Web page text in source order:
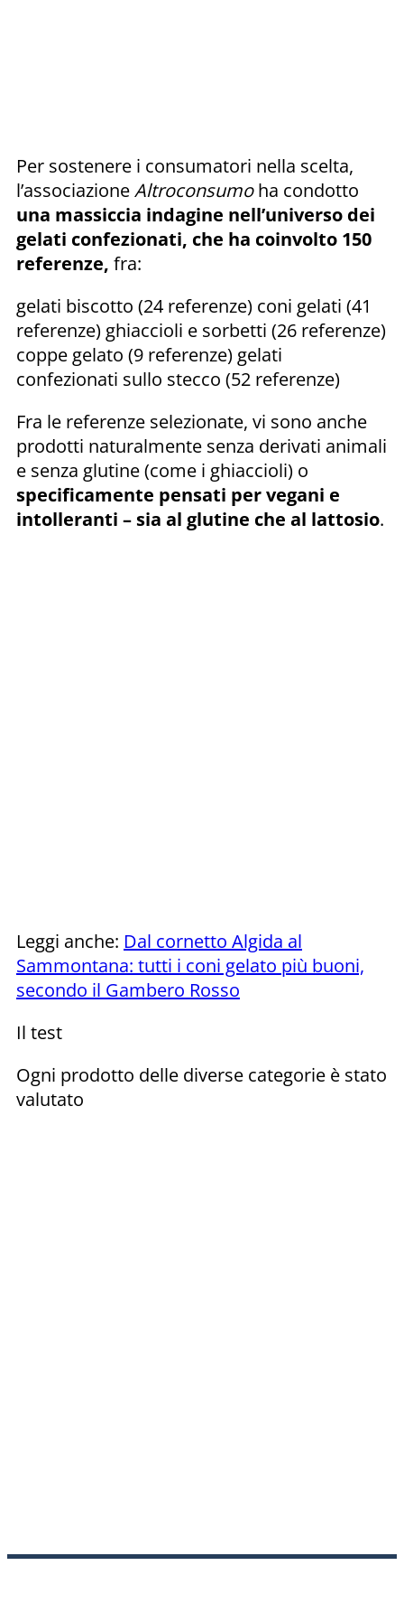
Per sostenere i consumatori nella scelta,
l’associazioneAltroconsumoha condotto
una massiccia indagine nell’universo dei
gelati confezionati, che ha coinvolto 150
referenze, fra:
gelati biscotto (24 referenze) coni gelati (41
referenze) ghiaccioli e sorbetti (26 referenze)
coppe gelato (9 referenze) gelati
confezionati sullo stecco (52 referenze)
Fra le referenze selezionate, vi sono anche
prodotti naturalmente senza derivati animali
e senza glutine (come i ghiaccioli) o
specificamente pensati per vegani e
intolleranti – sia al glutine che al lattosio.
Leggi anche: Dal cornetto Algida al
Sammontana: tutti i coni gelato più buoni,
secondo il Gambero Rosso
Il test
Ogni prodotto delle diverse categorie è stato
valutato